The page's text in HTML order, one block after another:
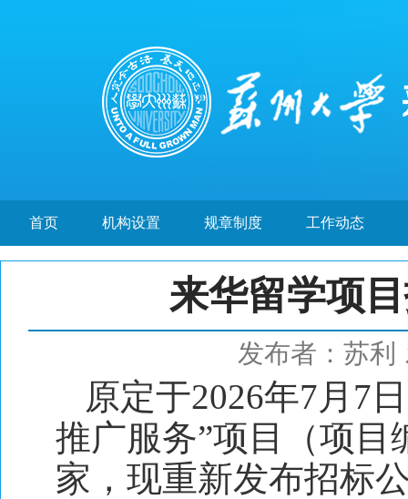
首页 机构设置 规章制度 工作动态
来华留学项
发布者：苏利
原定于2026年7月7
推广服务”项目（项目
家，现重新发布招标